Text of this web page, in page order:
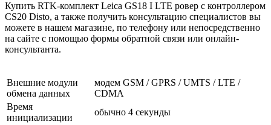
Купить RTK-комплект Leica GS18 I LTE ровер с контроллером
CS20 Disto, а также получить консультацию специалистов вы
можете в нашем магазине, по телефону или непосредственно
на сайте с помощью формы обратной связи или онлайн-
консультанта.
Внешние модули
обмена данных
модем GSM / GPRS / UMTS / LTE /
CDMA
Время
инициализации
обычно 4 секунды